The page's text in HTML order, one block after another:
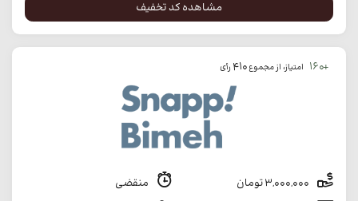
مشاهده کد تخفیف
+160 امتیاز، از مجموع410 رأی
منقضی